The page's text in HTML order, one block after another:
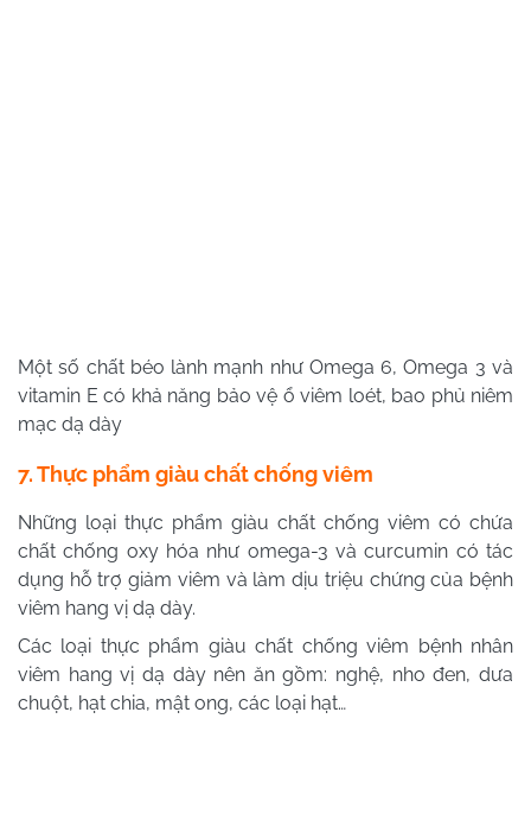
Một số chất béo lành mạnh như Omega 6, Omega 3 và
vitamin E có khả năng bảo vệ ổ viêm loét, bao phủ niêm
mạc dạ dày
7. Thực phẩm giàu chất chống viêm
Những loại thực phẩm giàu chất chống viêm có chứa
chất chống oxy hóa như omega-3 và curcumin có tác
dụng hỗ trợ giảm viêm và làm dịu triệu chứng của bệnh
viêm hang vị dạ dày.
Các loại thực phẩm giàu chất chống viêm bệnh nhân
viêm hang vị dạ dày nên ăn gồm: nghệ, nho đen, dưa
chuột, hạt chia, mật ong, các loại hạt…